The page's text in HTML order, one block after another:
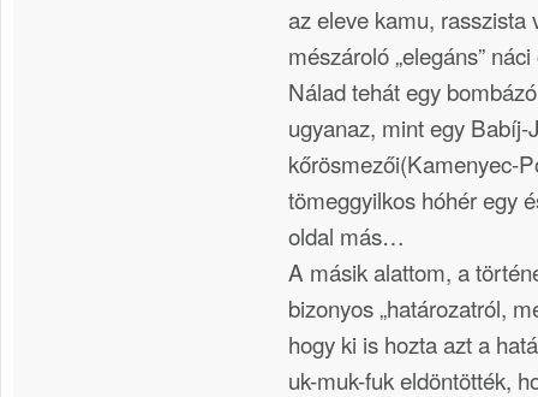
az eleve kamu, rasszista
mészároló „elegáns”
Nálad tehát egy
ugyanaz, mint egy
kőrösmezői(Kamenyec-
tömeggyilkos hóhér egy
oldal más…
A másik alattom, a
bizonyos „határozatról,
hogy ki is hozta azt a
uk-muk-fuk eldöntötték,